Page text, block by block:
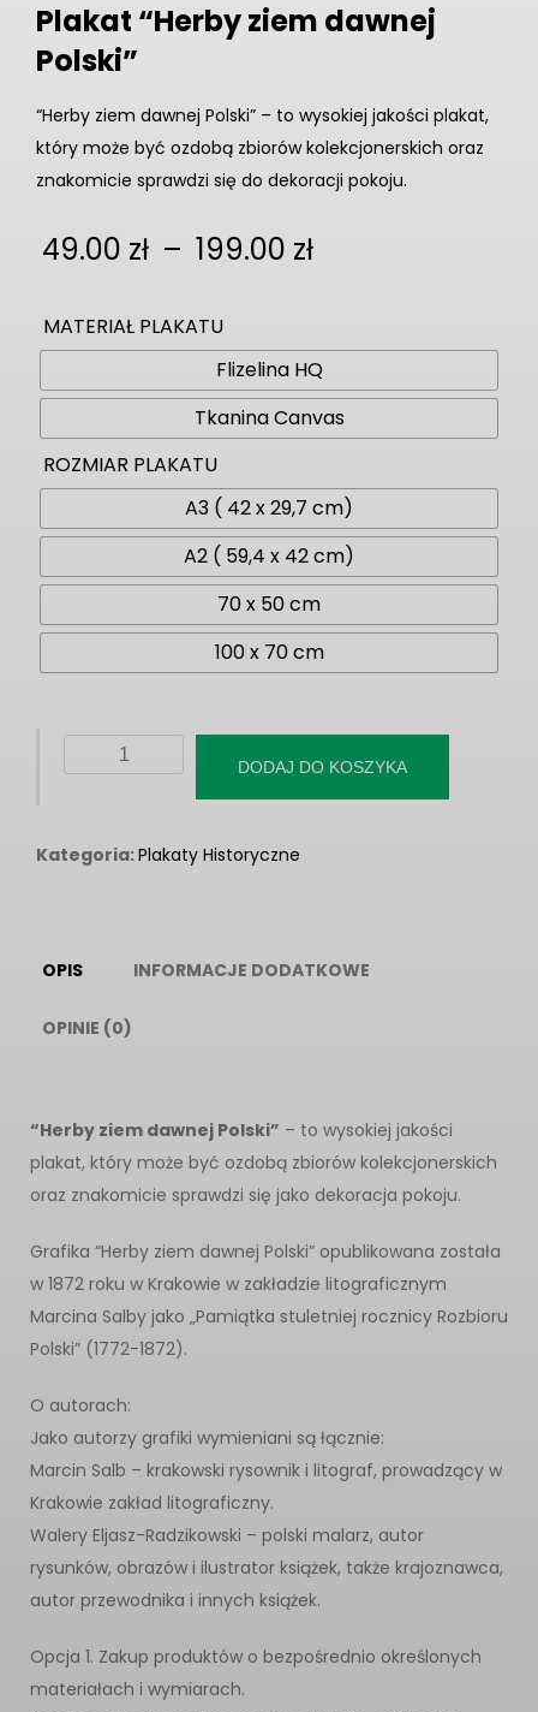
Plakat “Herby ziem dawnej
Polski”
“Herby ziem dawnej Polski” – to wysokiej jakości plakat,
który może być ozdobą zbiorów kolekcjonerskich oraz
znakomicie sprawdzi się do dekoracji pokoju.
49.00 zł – 199.00 zł
49.00 zł
do
199.00 zł
MATERIAŁ PLAKATU
Flizelina HQ
Tkanina Canvas
ROZMIAR PLAKATU
A3 ( 42 x 29,7 cm)
A2 ( 59,4 x 42 cm)
70 x 50 cm
100 x 70 cm
Plakat
ziem
DODAJ DO KOSZYKA
Kategoria:Plakaty Historyczne
OPIS INFORMACJE DODATKOWE
OPINIE (0)
“Herby ziem dawnej Polski” – to wysokiej jakości
plakat, który może być ozdobą zbiorów kolekcjonerskich
oraz znakomicie sprawdzi się jako dekoracja pokoju.
Grafika “Herby ziem dawnej Polski” opublikowana została
w 1872 roku w Krakowie w zakładzie litograficznym
Marcina Salby jako „Pamiątka stuletniej rocznicy Rozbioru
Polski” (1772-1872).
O autorach:
Jako autorzy grafiki wymieniani są łącznie:
Marcin Salb – krakowski rysownik i litograf, prowadzący w
Krakowie zakład litograficzny.
Walery Eljasz-Radzikowski – polski malarz, autor
rysunków, obrazów i ilustrator książek, także krajoznawca,
autor przewodnika i innych książek.
Opcja 1. Zakup produktów o bezpośrednio określonych
materiałach i wymiarach.